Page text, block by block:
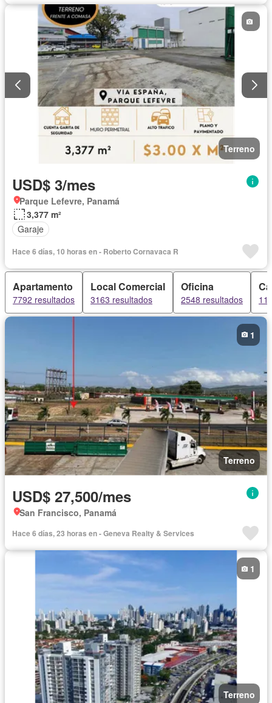
Terreno
USD$ 3/mes
Parque Lefevre, Panamá
3,377 m²
Garaje
Hace 6 días, 10 horas en - Roberto Cornavaca R
Apartamento
7792 resultados
Local Comercial
3163 resultados
Oficina
2548 resultados
Terreno
1
USD$ 27,500/mes
San Francisco, Panamá
Hace 6 días, 23 horas en - Geneva Realty & Services
Terreno
1